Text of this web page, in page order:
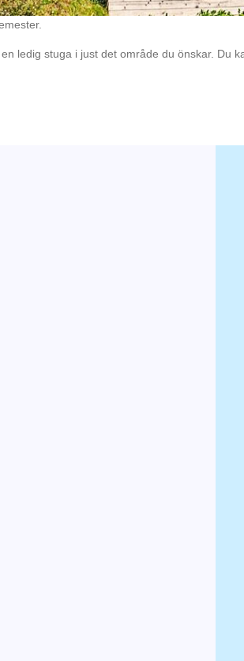
ledig stuga i just det område du önskar. Du